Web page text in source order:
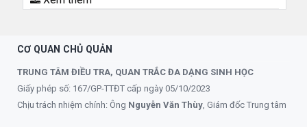
CƠ QUAN CHỦ QUẢN
TRUNG TÂM ĐIỀU TRA, QUAN TRẮC ĐA DẠNG SINH HỌC
Giấy phép số: 167/GP-TTĐT cấp ngày 05/10/2023
Chịu trách nhiệm chính: Ông Nguyễn Văn Thùy , Giám đốc Trung tâm